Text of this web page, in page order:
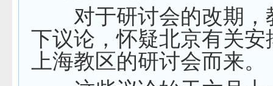
对于研讨会的改期，
下议论，怀疑北京有关安
上海教区的研讨会而来。